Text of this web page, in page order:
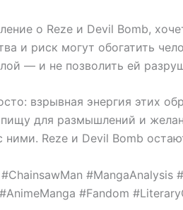
о Reze и Devil Bomb,
и риск могут обогатить
— и не позволить ей
взрывная энергия этих
пищу для размышлений и
ними. Reze и Devil Bomb
#Fandom